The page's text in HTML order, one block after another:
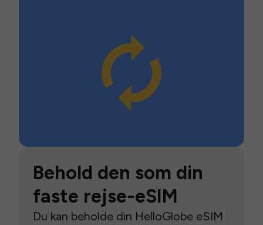
Behold den som din
faste rejse-eSIM
Du kan beholde din HelloGlobe eSIM